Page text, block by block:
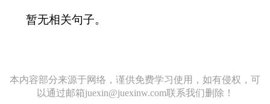
暂无相关句子。
本内容部分来源于网络，谨供免费学习使用，如有侵权，可
以通过邮箱juexin@juexinw.com联系我们删除！